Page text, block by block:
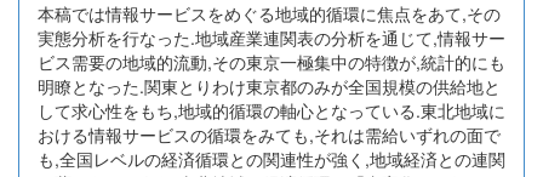
本稿では情報サービスをめぐる地域的循環に焦点をあて,その
実態分析を行なった.地域産業連関表の分析を通じて,情報サー
ビス需要の地域的流動,その東京一極集中の特徴が,統計的にも
明瞭となった.関東とりわけ東京都のみが全国規模の供給地と
して求心性をもち,地域的循環の軸心となっている.東北地域に
おける情報サービスの循環をみても,それは需給いずれの面で
も,全国レベルの経済循環との関連性が強く,地域経済との連関